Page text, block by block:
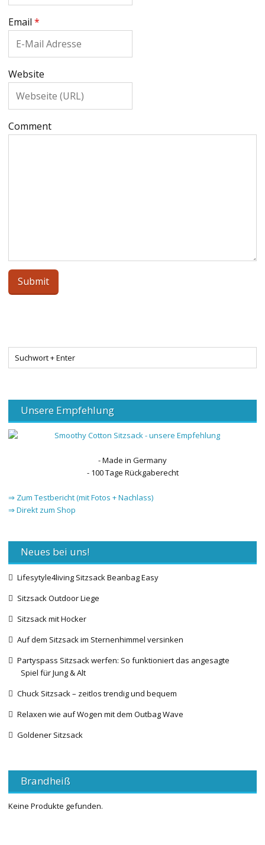
Email *
Website
Comment
Unsere Empfehlung
- Made in Germany
- 100 Tage Rückgaberecht
⇒ Zum Testbericht (mit Fotos + Nachlass)
⇒ Direkt zum Shop
Neues bei uns!
Lifesytyle4living Sitzsack Beanbag Easy
Sitzsack Outdoor Liege
Sitzsack mit Hocker
Auf dem Sitzsack im Sternenhimmel versinken
Partyspass Sitzsack werfen: So funktioniert das angesagte
Spiel für Jung & Alt
Chuck Sitzsack – zeitlos trendig und bequem
Relaxen wie auf Wogen mit dem Outbag Wave
Goldener Sitzsack
Brandheiß
Keine Produkte gefunden.